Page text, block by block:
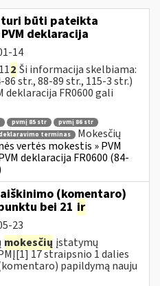
būti pateikta
deklaracija
14
2 Ši informacija skelbiama:
str., 88-89 str., 115-3 str.)
FR0600 gali
pvmį 85 str
pvmį 86 str
terminas
Mokesčių
vertės mokestis » PVM
deklaracija FR0600 (84-
(komentaro)
bei 21 ir
23
mokesčių įstatymų
17 straipsnio 1 dalies
papildymą nauju